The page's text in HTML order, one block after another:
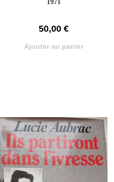
1971
50,00 €
Ajouter au panier